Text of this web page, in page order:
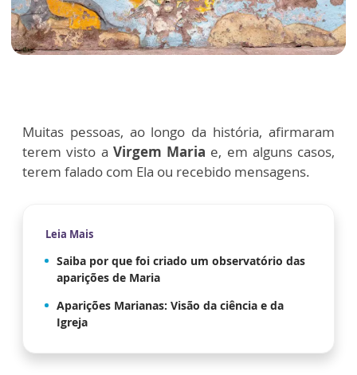
Muitas pessoas, ao longo da história, afirmaram
terem visto a Virgem Maria e, em alguns casos,
terem falado com Ela ou recebido mensagens.
Leia Mais
Saiba por que foi criado um observatório das
aparições de Maria
Aparições Marianas: Visão da ciência e da
Igreja